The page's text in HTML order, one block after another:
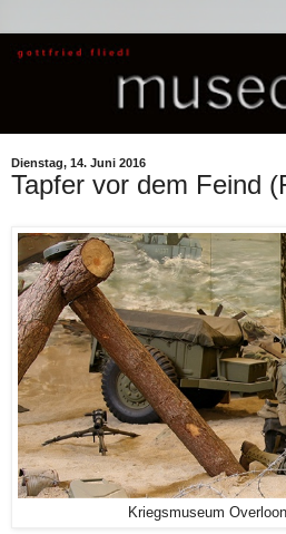
Dienstag, 14. Juni 2016
Tapfer vor dem Feind
Kriegsmuseum